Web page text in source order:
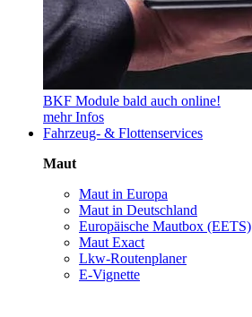
BKF Module bald auch online!
mehr Infos
Fahrzeug- & Flottenservices
Maut
Maut in Europa
Maut in Deutschland
Europäische Mautbox (EETS)
Maut Exact
Lkw-Routenplaner
E-Vignette